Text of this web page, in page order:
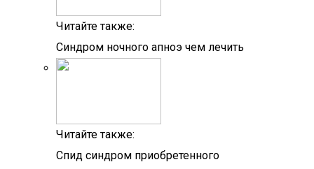
Читайте также:
Синдром ночного апноэ чем лечить
Читайте также:
Спид синдром приобретенного